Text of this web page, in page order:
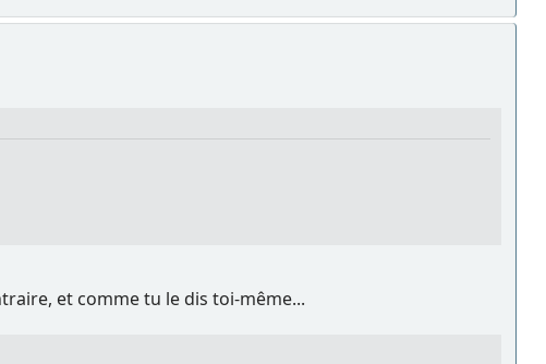
et comme tu le dis toi-même...